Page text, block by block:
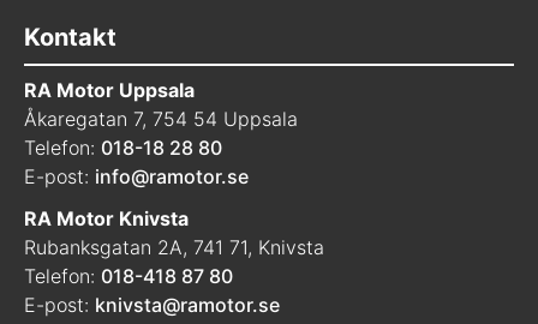
Kontakt
RA Motor Uppsala
Åkaregatan 7, 754 54 Uppsala
Telefon: 018-18 28 80
E-post: info@ramotor.se
RA Motor Knivsta
Rubanksgatan 2A, 741 71, Knivsta
Telefon: 018-418 87 80
E-post: knivsta@ramotor.se